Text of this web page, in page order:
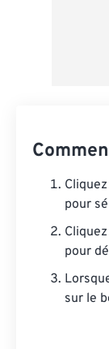
pour
pour
sur le